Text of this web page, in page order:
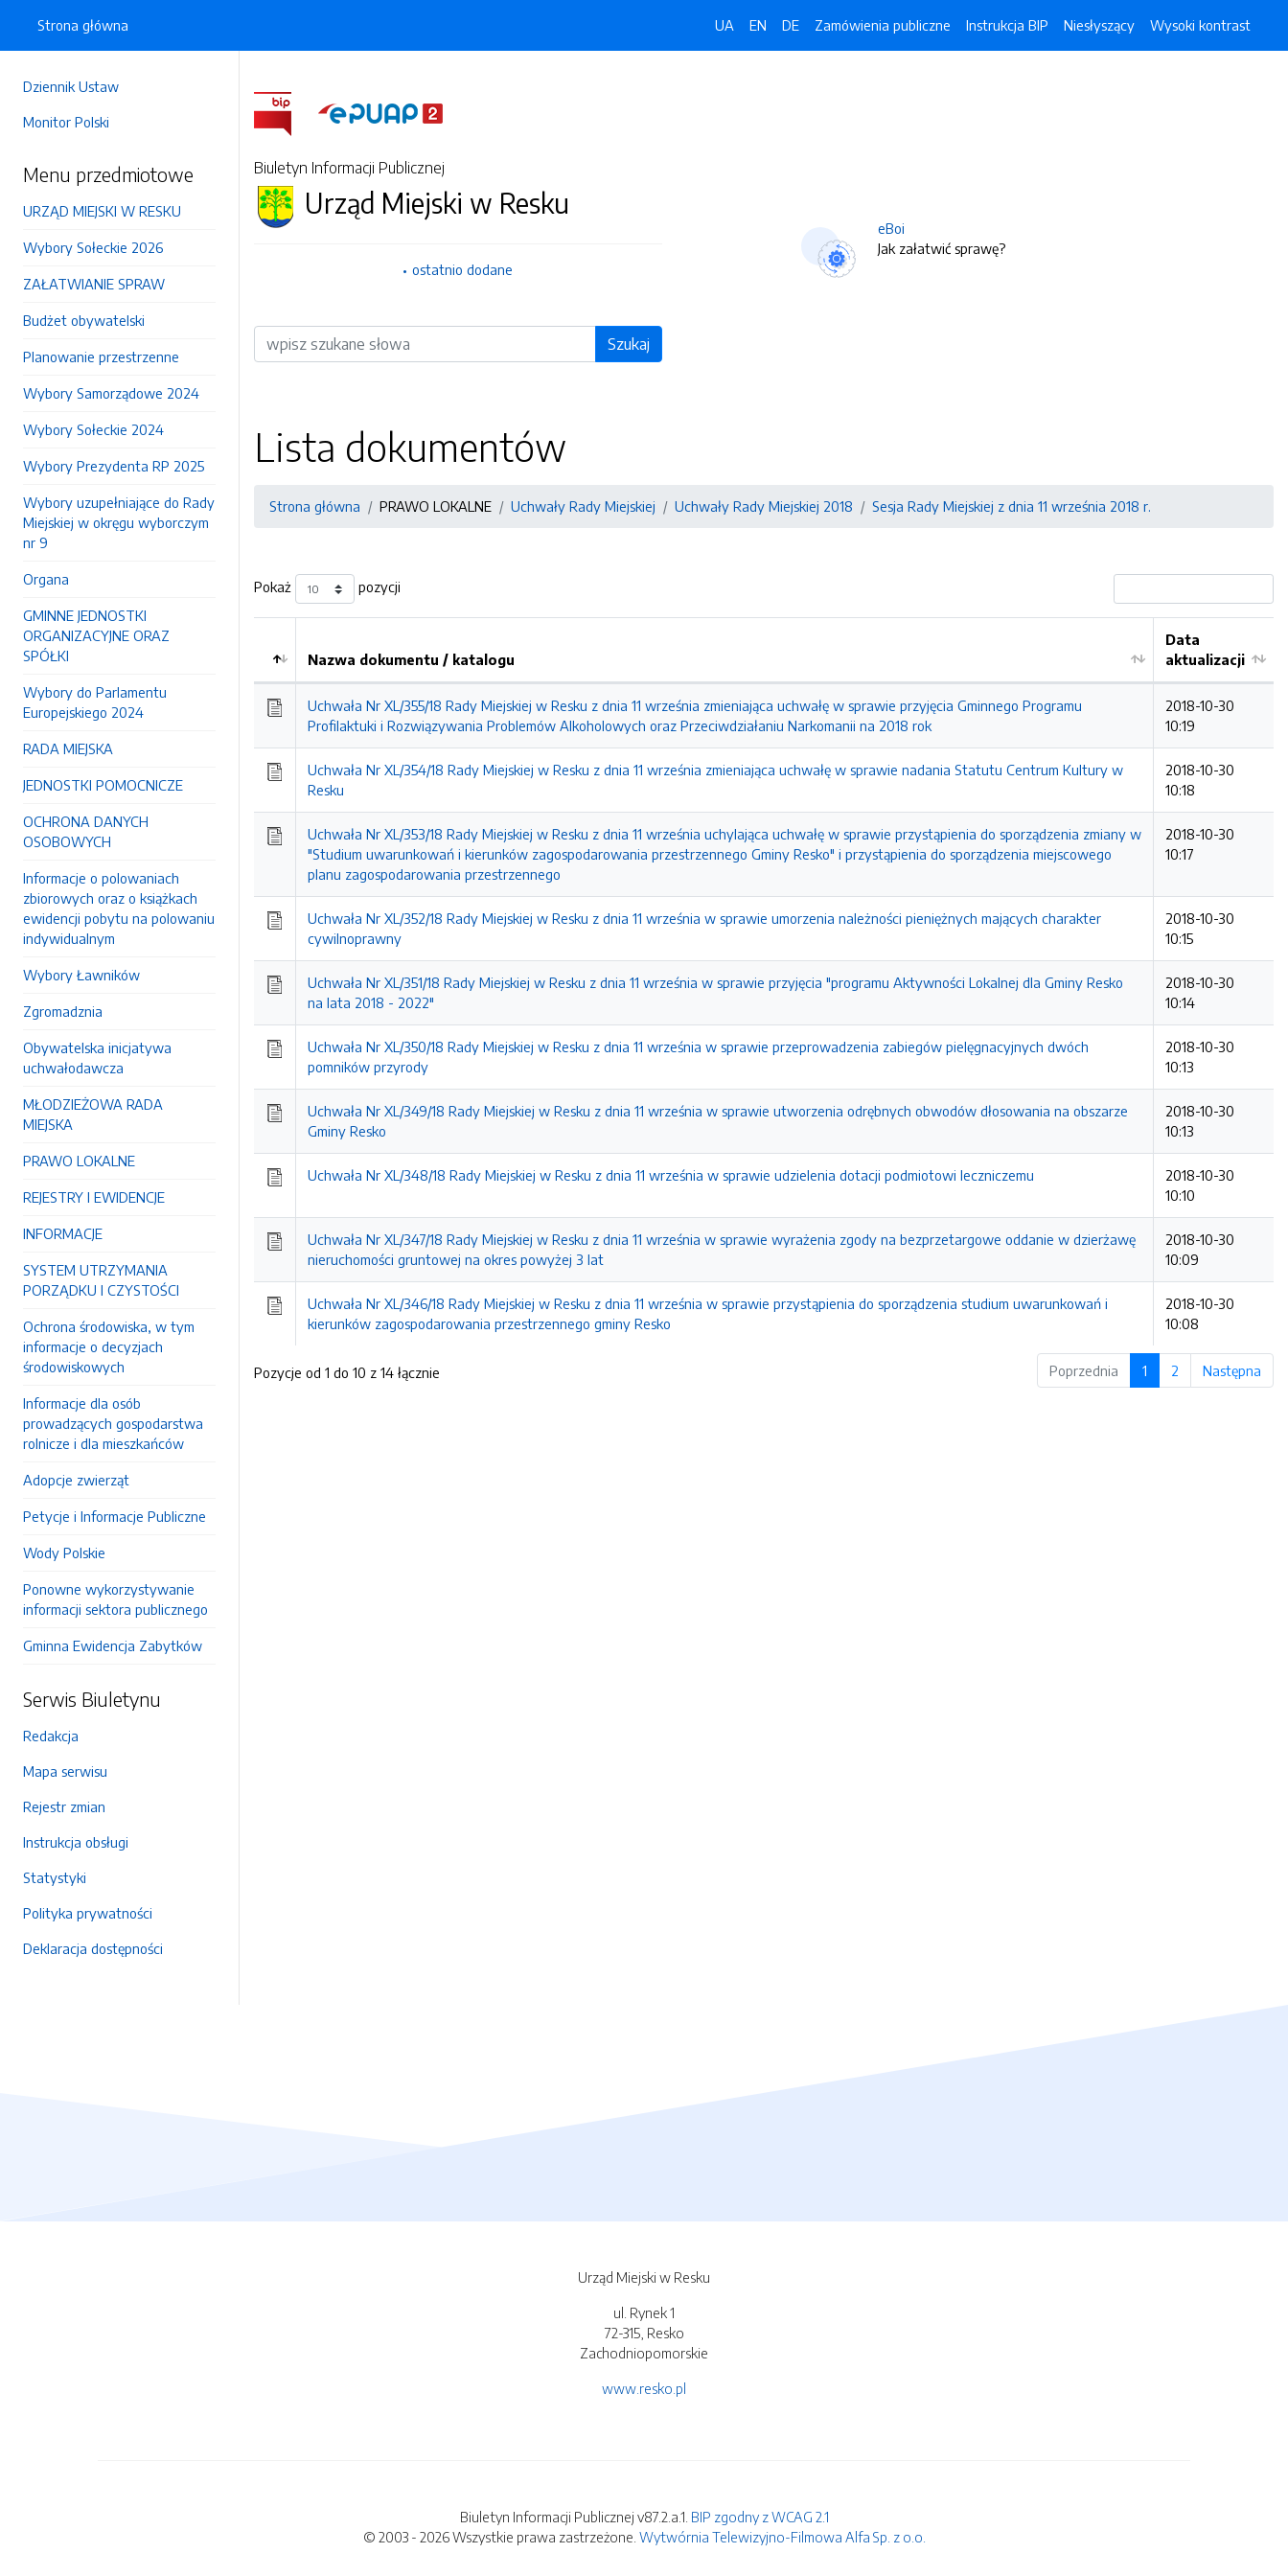
Dziennik Ustaw
Monitor Polski
Menu przedmiotowe
URZĄD MIEJSKI W RESKU
Wybory Sołeckie 2026
ZAŁATWIANIE SPRAW
Budżet obywatelski
Planowanie przestrzenne
Wybory Samorządowe 2024
Wybory Sołeckie 2024
Wybory Prezydenta RP 2025
Wybory uzupełniające do Rady
Miejskiej w okręgu wyborczym
nr 9
Organa
GMINNE JEDNOSTKI
ORGANIZACYJNE ORAZ
SPÓŁKI
Wybory do Parlamentu
Europejskiego 2024
RADA MIEJSKA
JEDNOSTKI POMOCNICZE
OCHRONA DANYCH
OSOBOWYCH
Informacje o polowaniach
zbiorowych oraz o książkach
ewidencji pobytu na polowaniu
indywidualnym
Wybory Ławników
Zgromadznia
Obywatelska inicjatywa
uchwałodawcza
MŁODZIEŻOWA RADA
MIEJSKA
PRAWO LOKALNE
REJESTRY I EWIDENCJE
INFORMACJE
SYSTEM UTRZYMANIA
PORZĄDKU I CZYSTOŚCI
Ochrona środowiska, w tym
informacje o decyzjach
środowiskowych
Informacje dla osób
prowadzących gospodarstwa
rolnicze i dla mieszkańców
Adopcje zwierząt
Petycje i Informacje Publiczne
Wody Polskie
Ponowne wykorzystywanie
informacji sektora publicznego
Gminna Ewidencja Zabytków
Serwis Biuletynu
Redakcja
Mapa serwisu
Rejestr zmian
Instrukcja obsługi
Statystyki
Polityka prywatności
Deklaracja dostępności
Strona główna UA EN DE Zamówienia publiczne Instrukcja BIP Niesłyszący Wysoki kontrast
Biuletyn Informacji Publicznej
Urząd Miejski w Resku
ostatnio dodane
Wyszukiwarka Szukaj
eBoi
Jak załatwić sprawę?
Lista dokumentów
Strona główna PRAWO LOKALNE Uchwały Rady Miejskiej Uchwały Rady Miejskiej 2018 Sesja Rady Miejskiej z dnia 11 września 2018 r.
Pokaż pozycji
Nazwa dokumentu / katalogu
Data
aktualizacji
Uchwała Nr XL/355/18 Rady Miejskiej w Resku z dnia 11 września zmieniająca uchwałę w sprawie przyjęcia Gminnego Programu
Profilaktuki i Rozwiązywania Problemów Alkoholowych oraz Przeciwdziałaniu Narkomanii na 2018 rok
2018-10-30
10:19
Uchwała Nr XL/354/18 Rady Miejskiej w Resku z dnia 11 września zmieniająca uchwałę w sprawie nadania Statutu Centrum Kultury w
Resku
2018-10-30
10:18
Uchwała Nr XL/353/18 Rady Miejskiej w Resku z dnia 11 września uchylająca uchwałę w sprawie przystąpienia do sporządzenia zmiany w
"Studium uwarunkowań i kierunków zagospodarowania przestrzennego Gminy Resko" i przystąpienia do sporządzenia miejscowego
planu zagospodarowania przestrzennego
2018-10-30
10:17
Uchwała Nr XL/352/18 Rady Miejskiej w Resku z dnia 11 września w sprawie umorzenia należności pieniężnych mających charakter
cywilnoprawny
2018-10-30
10:15
Uchwała Nr XL/351/18 Rady Miejskiej w Resku z dnia 11 września w sprawie przyjęcia "programu Aktywności Lokalnej dla Gminy Resko
na lata 2018 - 2022"
2018-10-30
10:14
Uchwała Nr XL/350/18 Rady Miejskiej w Resku z dnia 11 września w sprawie przeprowadzenia zabiegów pielęgnacyjnych dwóch
pomników przyrody
2018-10-30
10:13
Uchwała Nr XL/349/18 Rady Miejskiej w Resku z dnia 11 września w sprawie utworzenia odrębnych obwodów dłosowania na obszarze
Gminy Resko
2018-10-30
10:13
Uchwała Nr XL/348/18 Rady Miejskiej w Resku z dnia 11 września w sprawie udzielenia dotacji podmiotowi leczniczemu
2018-10-30
10:10
Uchwała Nr XL/347/18 Rady Miejskiej w Resku z dnia 11 września w sprawie wyrażenia zgody na bezprzetargowe oddanie w dzierżawę
nieruchomości gruntowej na okres powyżej 3 lat
2018-10-30
10:09
Uchwała Nr XL/346/18 Rady Miejskiej w Resku z dnia 11 września w sprawie przystąpienia do sporządzenia studium uwarunkowań i
kierunków zagospodarowania przestrzennego gminy Resko
2018-10-30
10:08
Pozycje od 1 do 10 z 14 łącznie Poprzednia 1 2 Następna
Urząd Miejski w Resku
ul. Rynek 1
72-315, Resko
Zachodniopomorskie
www.resko.pl
Biuletyn Informacji Publicznej v87.2.a.1. BIP zgodny z WCAG 2.1
© 2003 - 2026 Wszystkie prawa zastrzeżone. Wytwórnia Telewizyjno-Filmowa Alfa Sp. z o.o.